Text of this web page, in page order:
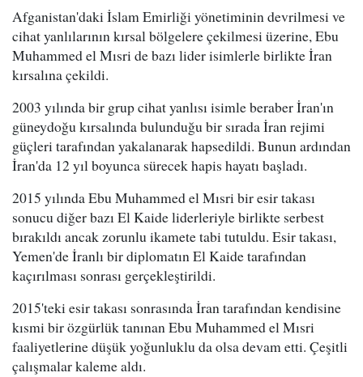
Afganistan'daki İslam Emirliği yönetiminin devrilmesi ve
cihat yanlılarının kırsal bölgelere çekilmesi üzerine, Ebu
Muhammed el Mısri de bazı lider isimlerle birlikte İran
kırsalına çekildi.
2003 yılında bir grup cihat yanlısı isimle beraber İran'ın
güneydoğu kırsalında bulunduğu bir sırada İran rejimi
güçleri tarafından yakalanarak hapsedildi. Bunun ardından
İran'da 12 yıl boyunca sürecek hapis hayatı başladı.
2015 yılında Ebu Muhammed el Mısri bir esir takası
sonucu diğer bazı El Kaide liderleriyle birlikte serbest
bırakıldı ancak zorunlu ikamete tabi tutuldu. Esir takası,
Yemen'de İranlı bir diplomatın El Kaide tarafından
kaçırılması sonrası gerçekleştirildi.
2015'teki esir takası sonrasında İran tarafından kendisine
kısmi bir özgürlük tanınan Ebu Muhammed el Mısri
faaliyetlerine düşük yoğunluklu da olsa devam etti. Çeşitli
çalışmalar kaleme aldı.